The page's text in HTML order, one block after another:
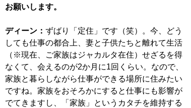
お願いします。
ディーン： ずばり「定住」です（笑）。今、どう
しても仕事の都合上、妻と子供たちと離れて生活
（※現在、ご家族はジャカルタ在住）せざるを得
なくて、会えるのが2か月に1回くらい。なので、
家族と暮らしながら仕事ができる場所に住みたい
ですね。家族をおそろかにすると仕事にも影響が
でてきますし、「家族」というカタチを維持する